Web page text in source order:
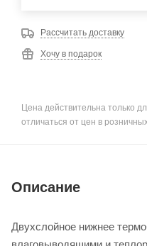
Рассчитать доставку
Хочу в подарок
Цена действительна только
отличаться от цен в
Описание
Двухслойное нижнее